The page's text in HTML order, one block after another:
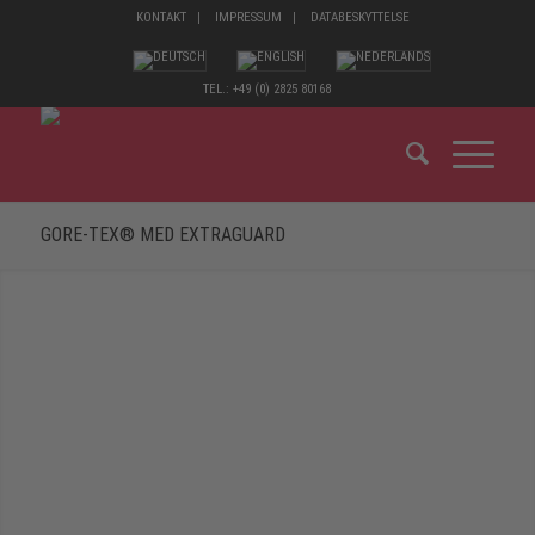
KONTAKT IMPRESSUM DATABESKYTTELSE
TEL.: +49 (0) 2825 80168
GORE-TEX® MED EXTRAGUARD